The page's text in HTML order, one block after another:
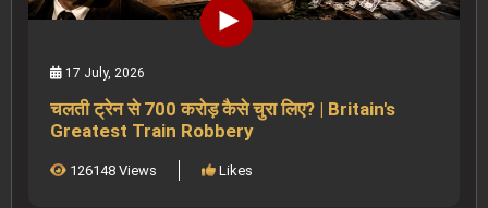
17 July, 2026
चलती ट्रेन से 700 करोड़ कैसे चुरा लिए? | Britain's
Greatest Train Robbery
126148 Views Likes